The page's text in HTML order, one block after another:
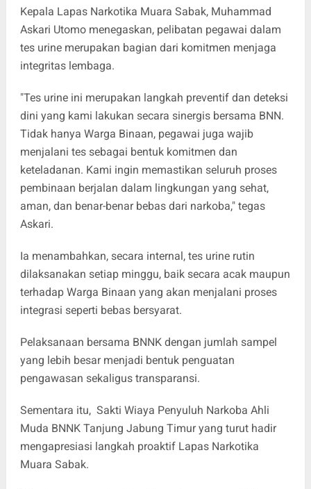
Kepala Lapas Narkotika Muara Sabak, Muhammad
Askari Utomo menegaskan, pelibatan pegawai dalam
tes urine merupakan bagian dari komitmen menjaga
integritas lembaga.
"Tes urine ini merupakan langkah preventif dan deteksi
dini yang kami lakukan secara sinergis bersama BNN.
Tidak hanya Warga Binaan, pegawai juga wajib
menjalani tes sebagai bentuk komitmen dan
keteladanan. Kami ingin memastikan seluruh proses
pembinaan berjalan dalam lingkungan yang sehat,
aman, dan benar-benar bebas dari narkoba," tegas
Askari.
Ia menambahkan, secara internal, tes urine rutin
dilaksanakan setiap minggu, baik secara acak maupun
terhadap Warga Binaan yang akan menjalani proses
integrasi seperti bebas bersyarat.
Pelaksanaan bersama BNNK dengan jumlah sampel
yang lebih besar menjadi bentuk penguatan
pengawasan sekaligus transparansi.
Sementara itu, Sakti Wiaya Penyuluh Narkoba Ahli
Muda BNNK Tanjung Jabung Timur yang turut hadir
mengapresiasi langkah proaktif Lapas Narkotika
Muara Sabak.